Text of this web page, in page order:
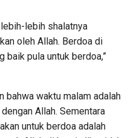
lebih shalatnya
oleh Allah. Berdoa di
baik pula untuk berdoa,”
bahwa waktu malam adalah
Allah. Sementara
untuk berdoa adalah